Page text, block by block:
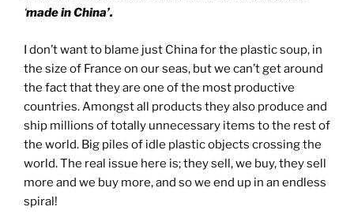
‘made in China’.
I don’t want to blame just China for the plastic soup, in
the size of France on our seas, but we can’t get around
the fact that they are one of the most productive
countries. Amongst all products they also produce and
ship millions of totally unnecessary items to the rest of
the world. Big piles of idle plastic objects crossing the
world. The real issue here is; they sell, we buy, they sell
more and we buy more, and so we end up in an endless
spiral!